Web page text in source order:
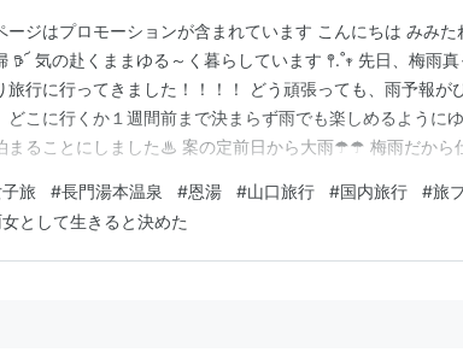
ージはプロモーションが含まれています こんにちは みみた
𖠚՜ 気の赴くままゆる～く暮らしています 𖤣.˚𖥧 先日、梅雨
旅行に行ってきました！！！！ どう頑張っても、雨予報が
どこに行くか１週間前まで決まらず雨でも楽しめるように
まることにしました♨ 案の定前日から大雨☂︎☂︎ 梅雨だから
名な海鮮料理のお店です♪この小鉢丼のために愛知県から食
るほどの人気っぷ…
旅 #長門湯本温泉 #恩湯 #山口旅行 #国内旅行 #旅
として生きると決めた